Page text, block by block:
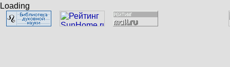
Loading